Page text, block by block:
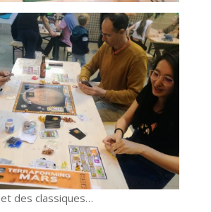
et des classiques…